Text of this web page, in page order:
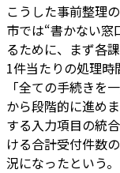
こうした事前整理
市では“書かない窓
るために、まず各
1件当たりの処理時
「全ての手続きを
から段階的に進め
する入力項目の統
ける合計受付件数
況になったという。